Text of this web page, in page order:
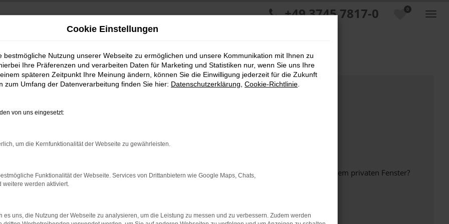
0
+49 3745 7817-0
bestimmter Seiten verhindern. Funktioniert die Seite in einem anderen Browser oder in einem privaten Fenster?
beheben.
auf dem neuesten Stand sind.
Cookie Einstellungen
bestmögliche Nutzung unserer Webseite zu ermöglichen und unsere Kommunikation mit Ihnen zu
Ihre Präferenzen und verarbeiten Daten für Marketing und Statistiken nur, wenn Sie uns Ihre
späteren Zeitpunkt Ihre Meinung ändern, können Sie die Einwilligung jederzeit für die Zukunft
zum Umfang der Datenverarbeitung finden Sie hier: Datenschutzerklärung Cookie-Richtlinie
von uns eingesetzt:
um die Kernfunktionalität der Webseite zu gewährleisten.
Funktionalität der Webseite. Services von Drittanbietern wie Google Maps, Chats,
weitere werden aktiviert.
es uns, die Nutzung der Webseite zu analysieren, um die Leistung zu messen und zu verbessern. Zudem werden